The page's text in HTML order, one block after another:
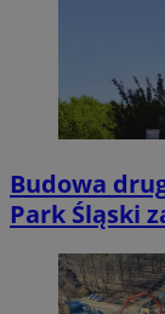
Budowa
Park Śląski